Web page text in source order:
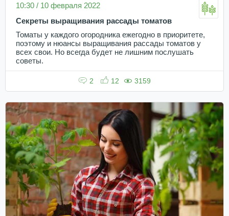
10:30 / 10 февраля 2022
Секреты выращивания рассады томатов
Томаты у каждого огородника ежегодно в приоритете,
поэтому и нюансы выращивания рассады томатов у
всех свои. Но всегда будет не лишним послушать
советы.
2 12 3159